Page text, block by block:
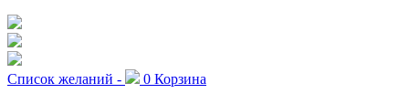
Список желаний - 0 Корзина